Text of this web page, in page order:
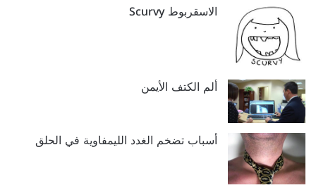
الاسقربوط Scurvy
ألم الكتف الأيمن
أسباب تضخم الغدد الليمفاوية في الحلق‬‎